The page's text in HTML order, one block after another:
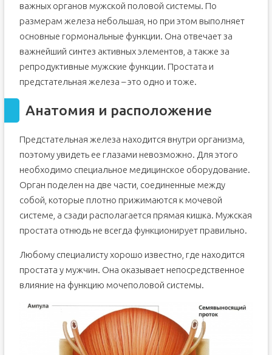
важных органов мужской половой системы. По
размерам железа небольшая, но при этом выполняет
основные гормональные функции. Она отвечает за
важнейший синтез активных элементов, а также за
репродуктивные мужские функции. Простата и
предстательная железа – это одно и тоже.
Анатомия и расположение
Предстательная железа находится внутри организма,
поэтому увидеть ее глазами невозможно. Для этого
необходимо специальное медицинское оборудование.
Орган поделен на две части, соединенные между
собой, которые плотно прижимаются к мочевой
системе, а сзади располагается прямая кишка. Мужская
простата отнюдь не всегда функционирует правильно.
Любому специалисту хорошо известно, где находится
простата у мужчин. Она оказывает непосредственное
влияние на функцию мочеполовой системы.